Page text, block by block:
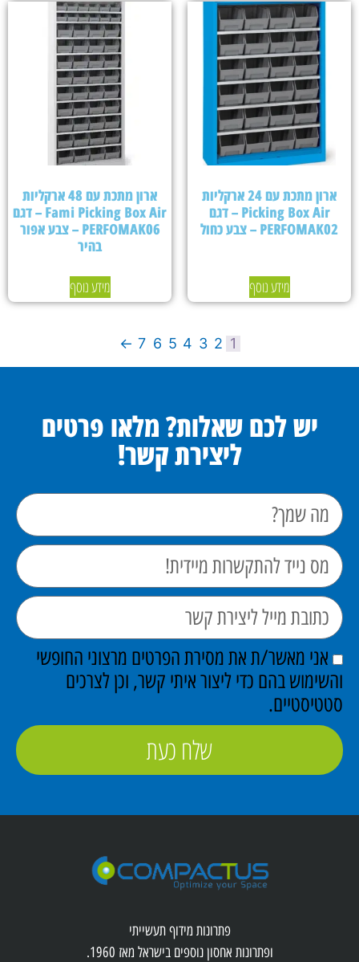
ארון מתכת עם 24 ארקליות
Picking Box Air – דגם
PERFOMAK02 – צבע כחול
מידע נוסף
ארון מתכת עם 48 ארקליות
Fami Picking Box Air – דגם
PERFOMAK06 – צבע אפור
בהיר
מידע נוסף
1
2
3
4
5
6
7
←
יש לכם שאלות? מלאו פרטים
ליצירת קשר!
אני מאשר/ת את מסירת הפרטים מרצוני החופשי
והשימוש בהם כדי ליצור איתי קשר, וכן לצרכים
סטטיסטיים.
שלח כעת
פתרונות מידוף תעשייתי
ופתרונות אחסון נוספים בישראל מאז 1960.